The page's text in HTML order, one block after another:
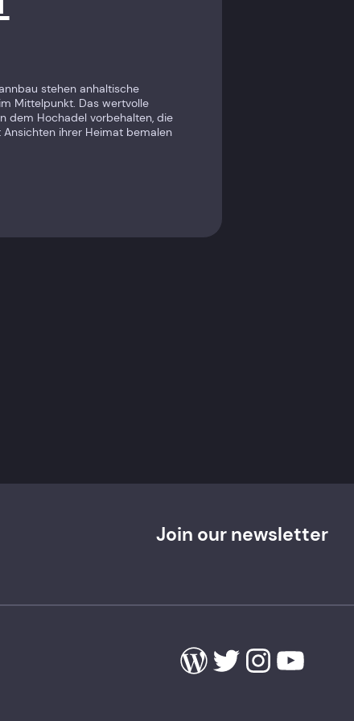
stehen anhaltische
Mittelpunkt. Das wertvolle
dem Hochadel vorbehalten, die
ihrer Heimat bemalen
Join our newsletter
WordPress
TwitterInstagram
YouTube